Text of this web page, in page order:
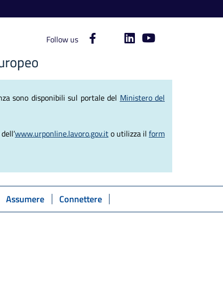
del Lavoro
Follow us
sono disponibili sul portale del Ministero del
www.urponline.lavoro.gov.ito utilizza ilform
Assumere Connettere